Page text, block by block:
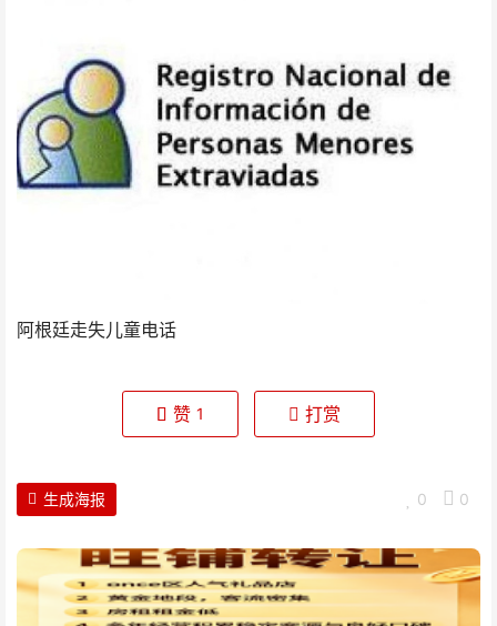
阿根廷走失儿童电话
赞 1 打赏
0 0
生成海报